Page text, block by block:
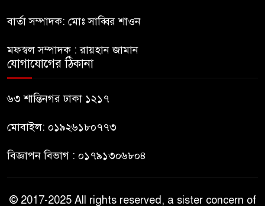
সাকিবের পর নওফেলের বাড়িতে
বার্তা সম্পাদক: মোঃ সাব্বির শাওন
মফস্বল সম্পাদক : রায়হান জামান
যোগাযোগের ঠিকানা
৬৩ শান্তিনগর ঢাকা ১২১৭
মোবাইল: ০১৯২৬১৮০৭৭৩
বিজ্ঞাপন বিভাগ : ০১৭৯১৩০৬৮০৪
© 2017-2025 All rights reserved, a sister concern of